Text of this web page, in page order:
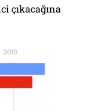
çıkacağına